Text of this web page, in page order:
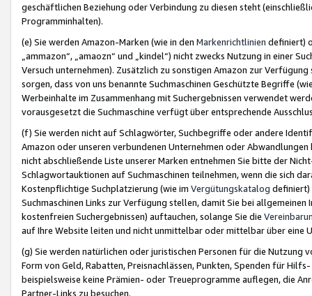
geschäftlichen Beziehung oder Verbindung zu diesen steht
Programminhalten).
(e) Sie werden Amazon-Marken (wie in den Markenrichtlinien definiert)
„ammazon“, „amaozn“ und „kindel“) nicht zwecks Nutzung in einer
Versuch unternehmen). Zusätzlich zu sonstigen Amazon zur
sorgen, dass von uns benannte Suchmaschinen Geschützte Begriffe
Werbeinhalte im Zusammenhang mit Suchergebnissen verwendet
vorausgesetzt die Suchmaschine verfügt über entsprechende
(f) Sie werden nicht auf Schlagwörter, Suchbegriffe oder andere
Amazon oder unseren verbundenen Unternehmen oder
nicht abschließende Liste unserer Marken entnehmen Sie bitte der
Schlagwortauktionen auf Suchmaschinen teilnehmen, wenn die sich
Kostenpflichtige Suchplatzierung (wie im Vergütungskatalog definiert)
Suchmaschinen Links zur Verfügung stellen, damit Sie bei
kostenfreien Suchergebnissen) auftauchen, solange Sie die
auf Ihre Website leiten und nicht unmittelbar oder mittelbar über eine
(g) Sie werden natürlichen oder juristischen Personen für die Nutzung
Form von Geld, Rabatten, Preisnachlässen, Punkten, Spenden für
beispielsweise keine Prämien- oder Treueprogramme auflegen, die
Partner-Links zu besuchen.